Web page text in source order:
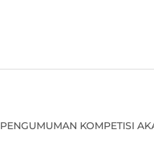
PENGUMUMAN KOMPETISI